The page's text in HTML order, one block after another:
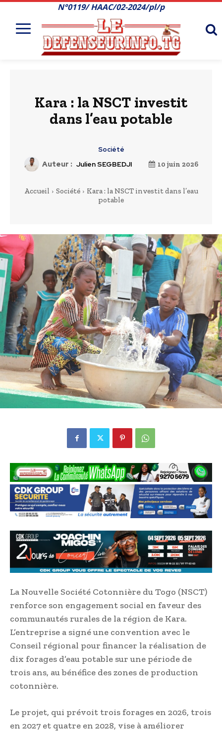
N°0119/ HAAC/02-2024/pl/p
Kara : la NSCT investit
dans l’eau potable
Société
Auteur : Julien SEGBEDJI 10 juin 2026
Accueil Société
Kara : la NSCT investit dans l’eau
potable
La Nouvelle Société Cotonnière du Togo (NSCT)
renforce son engagement social en faveur des
communautés rurales de la région de Kara.
L’entreprise a signé une convention avec le
Conseil régional pour financer la réalisation de
dix forages d’eau potable sur une période de
trois ans, au bénéfice des zones de production
cotonnière.
Le projet, qui prévoit trois forages en 2026, trois
en 2027 et quatre en 2028, vise à améliorer